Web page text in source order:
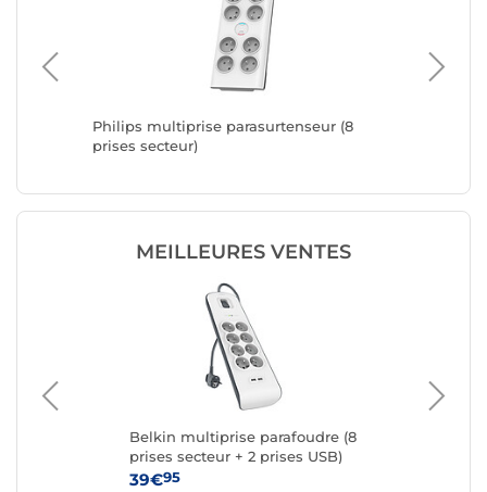
Philips multiprise parasurtenseur (8
prises secteur)
MEILLEURES VENTES
Belkin multiprise parafoudre (8
prises secteur + 2 prises USB)
39€95